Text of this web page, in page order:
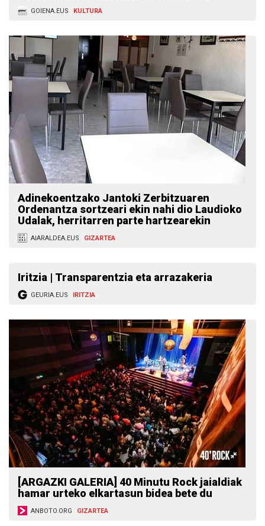
GOIENA.EUS KULTURA
Adinekoentzako Jantoki Zerbitzuaren
Ordenantza sortzeari ekin nahi dio Laudioko
Udalak, herritarren parte hartzearekin
AIARALDEA.EUS GIZARTEA
Iritzia | Transparentzia eta arrazakeria
GEURIA.EUS IRITZIA
[ARGAZKI GALERIA] 40 Minutu Rock jaialdiak
hamar urteko elkartasun bidea bete du
ANBOTO.ORG GIZARTEA